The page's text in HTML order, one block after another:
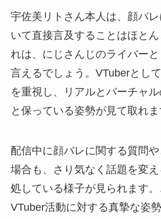
宇佐美リトさん本人は、顔バ
いて直接言及することはほと
れは、にじさんじのライバー
言えるでしょう。VTuberとし
を重視し、リアルとバーチャ
と保っている姿勢が見て取れま
配信中に顔バレに関する質問
場合も、さり気なく話題を変
処している様子が見られます。
VTuber活動に対する真摯な姿